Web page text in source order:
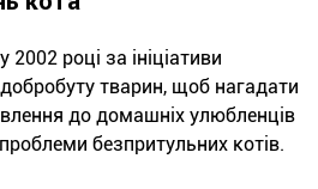
році за ініціативи
тварин, щоб нагадати
до домашніх улюбленців
безпритульних котів.